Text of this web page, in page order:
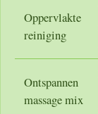
Oppervlakte
reiniging
Ontspannen
massage mix